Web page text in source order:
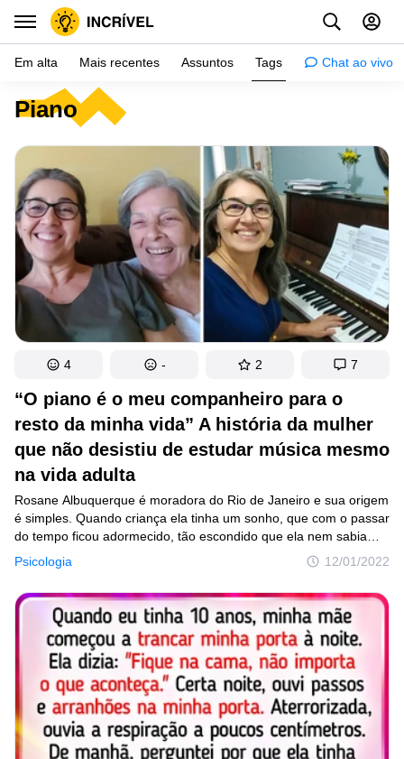
Piano
“O piano é o meu companheiro para o
resto da minha vida” A história da mulher
que não desistiu de estudar música mesmo
na vida adulta
Psicologia 12/01/2022
Rosane Albuquerque é moradora do Rio de Janeiro e sua origem
é simples. Quando criança ela tinha um sonho, que com o passar
do tempo ficou adormecido, tão escondido que ela nem sabia
que existia e também não sabia como libertar esse sonho que
morava dentro dela, em algum lugar. Era uma vez uma
menininha e sua gavetinha de sonhos, mas um deles ela colocou
como inatingível, por ora.
4 - 2 7
Em alta Mais recentes Assuntos Tags Chat ao vivo
Inspiração
Psicologia
Dicas
Mulher
Relacionamento
Histórias
Crianças
Criatividade
Casa
Design
Receitas
Arte
Saúde
Admiração
Animais
Fotografia